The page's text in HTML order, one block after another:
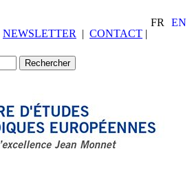
FR
EN
NEWSLETTER | CONTACT |